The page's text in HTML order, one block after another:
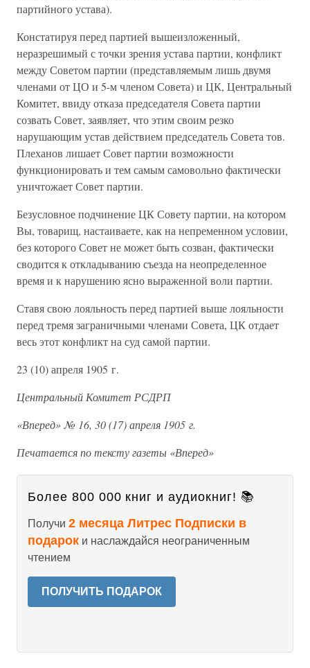
партийного устава).
Констатируя перед партией вышеизложенный,
неразрешимый с точки зрения устава партии, конфликт
между Советом партии (представляемым лишь двумя
членами от ЦО и 5-м членом Совета) и ЦК, Центральный
Комитет, ввиду отказа председателя Совета партии
созвать Совет, заявляет, что этим своим резко
нарушающим устав действием председатель Совета тов.
Плеханов лишает Совет партии возможности
функционировать и тем самым самовольно фактически
уничтожает Совет партии.
Безусловное подчинение ЦК Совету партии, на котором
Вы, товарищ, настаиваете, как на непременном условии,
без которого Совет не может быть созван, фактически
сводится к откладыванию съезда на неопределенное
время и к нарушению ясно выраженной воли партии.
Ставя свою лояльность перед партией выше лояльности
перед тремя заграничными членами Совета, ЦК отдает
весь этот конфликт на суд самой партии.
23 (10) апреля 1905 г.
Центральный Комитет РСДРП
«Вперед» № 16, 30 (17) апреля 1905 г.
Печатается по тексту газеты «Вперед»
Более 800 000 книг и аудиокниг! 📚
Получи 2 месяца Литрес Подписки в
подарок и наслаждайся неограниченным
чтением
ПОЛУЧИТЬ ПОДАРОК